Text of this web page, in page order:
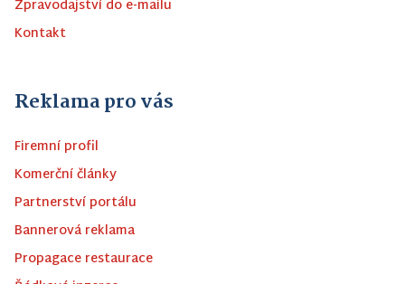
Zpravodajství do e-mailu
Kontakt
Reklama pro vás
Firemní profil
Komerční články
Partnerství portálu
Bannerová reklama
Propagace restaurace